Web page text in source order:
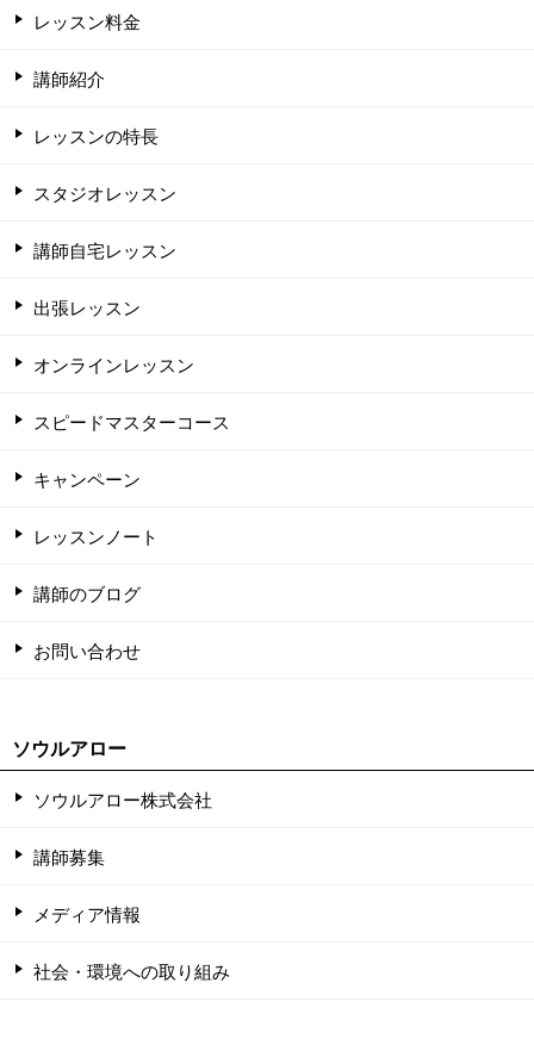
レッスン料金
講師紹介
レッスンの特長
スタジオレッスン
講師自宅レッスン
出張レッスン
オンラインレッスン
スピードマスターコース
キャンペーン
レッスンノート
講師のブログ
お問い合わせ
ソウルアロー
ソウルアロー株式会社
講師募集
メディア情報
社会・環境への取り組み